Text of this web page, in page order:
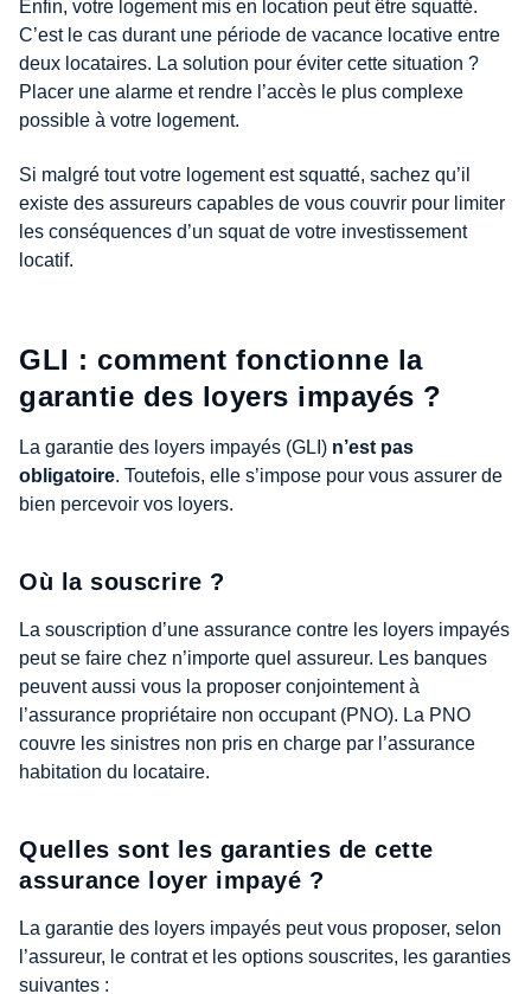
Enfin, votre logement mis en location peut être squatté.
C’est le cas durant une période de vacance locative entre
deux locataires. La solution pour éviter cette situation ?
Placer une alarme et rendre l’accès le plus complexe
possible à votre logement.
Si malgré tout votre logement est squatté, sachez qu’il
existe des assureurs capables de vous couvrir pour limiter
les conséquences d’un squat de votre investissement
locatif.
GLI : comment fonctionne la
garantie des loyers impayés ?
La garantie des loyers impayés (GLI) n’est pas
obligatoire. Toutefois, elle s’impose pour vous assurer de
bien percevoir vos loyers.
Où la souscrire ?
La souscription d’une assurance contre les loyers impayés
peut se faire chez n’importe quel assureur. Les banques
peuvent aussi vous la proposer conjointement à
l’assurance propriétaire non occupant (PNO). La PNO
couvre les sinistres non pris en charge par l’assurance
habitation du locataire.
Quelles sont les garanties de cette
assurance loyer impayé ?
La garantie des loyers impayés peut vous proposer, selon
l’assureur, le contrat et les options souscrites, les garanties
suivantes :